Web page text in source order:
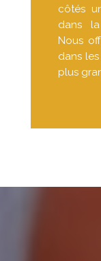
côtés
dans
Nous
dans
plus